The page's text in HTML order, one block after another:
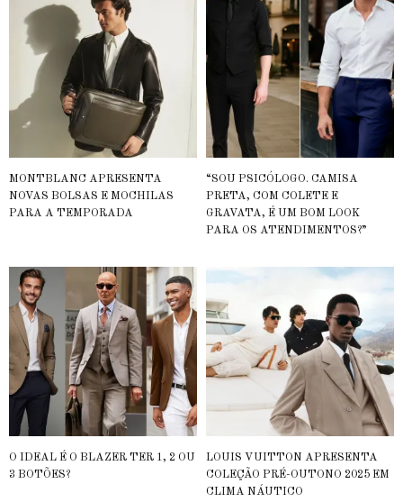
MONTBLANC APRESENTA
NOVAS BOLSAS E MOCHILAS
PARA A TEMPORADA
“SOU PSICÓLOGO. CAMISA
PRETA, COM COLETE E
GRAVATA, É UM BOM LOOK
PARA OS ATENDIMENTOS?”
O IDEAL É O BLAZER TER 1, 2 OU
3 BOTÕES?
LOUIS VUITTON APRESENTA
COLEÇÃO PRÉ-OUTONO 2025 EM
CLIMA NÁUTICO